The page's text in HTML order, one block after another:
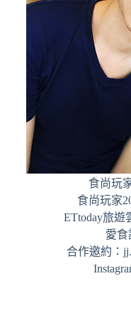
食尚玩
食尚玩家
ETtoday旅遊
愛食
合作邀約：